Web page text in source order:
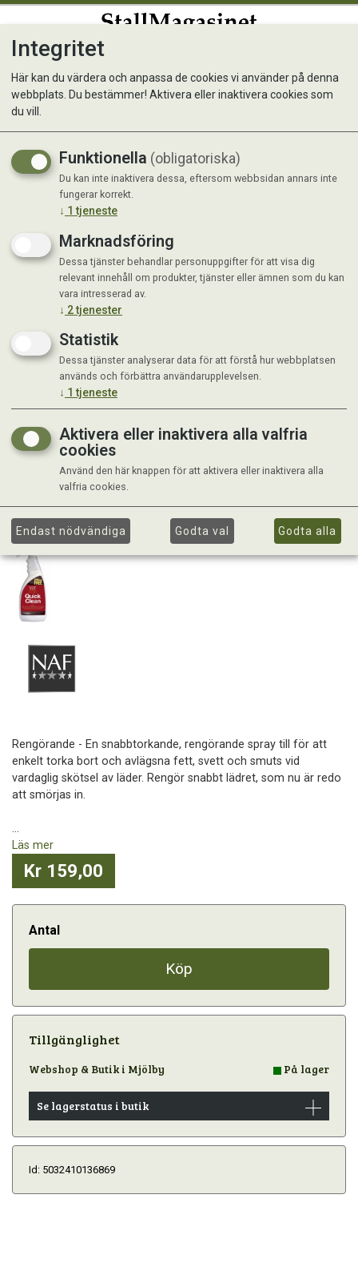
NAF Leather Quick Clean 750
ml
Rengörande - En snabbtorkande, rengörande spray till för att
enkelt torka bort och avlägsna fett, svett och smuts vid
vardaglig skötsel av läder. Rengör snabbt lädret, som nu är redo
att smörjas in.
...
Läs mer
Kr 159,00
Antal
Köp
Tillgänglighet
Webshop & Butik i Mjölby På lager
Se lagerstatus i butik
Id: 5032410136869
Integritet
Här kan du värdera och anpassa de cookies vi använder på denna
webbplats. Du bestämmer! Aktivera eller inaktivera cookies som
du vill.
Funktionella (obligatoriska)
Du kan inte inaktivera dessa, eftersom webbsidan annars inte
fungerar korrekt.
↓ 1 tjeneste
Marknadsföring
Dessa tjänster behandlar personuppgifter för att visa dig
relevant innehåll om produkter, tjänster eller ämnen som du kan
vara intresserad av.
↓ 2tjenester
Statistik
Dessa tjänster analyserar data för att förstå hur webbplatsen
används och förbättra användarupplevelsen.
↓ 1 tjeneste
Aktivera eller inaktivera alla valfria
cookies
Använd den här knappen för att aktivera eller inaktivera alla
valfria cookies.
Endast nödvändiga Godta val Godta alla